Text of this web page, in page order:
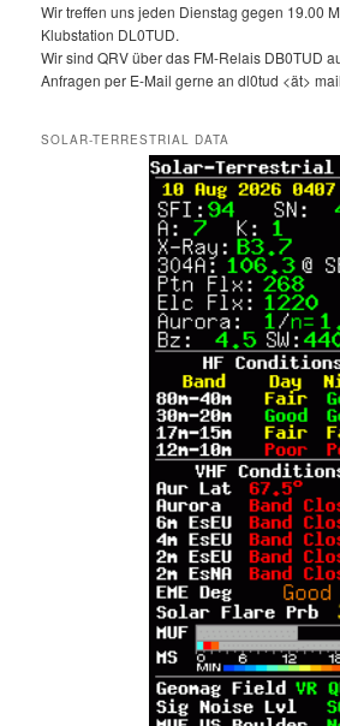
Wir treffen uns jeden Dienstag gegen 19.00
Klubstation DL0TUD.
Wir sind QRV über das FM-Relais DB0TUD
Anfragen per E-Mail gerne an dl0tud <ät>
SOLAR-TERRESTRIAL DATA